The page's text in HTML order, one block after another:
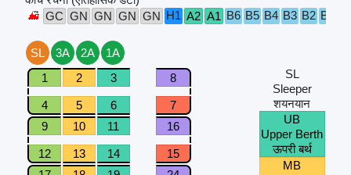
GC GN GN GN GN H1 A2 A1 B6 B5 B4 B3 B2 B1
SL 3A 2A
1A
1
2 3 8
4 5 6
7
9
10 11 16
12 13 14
15
SL
Sleeper
शयनयान
UB
Upper Berth
ऊपरी बर्थ
MB